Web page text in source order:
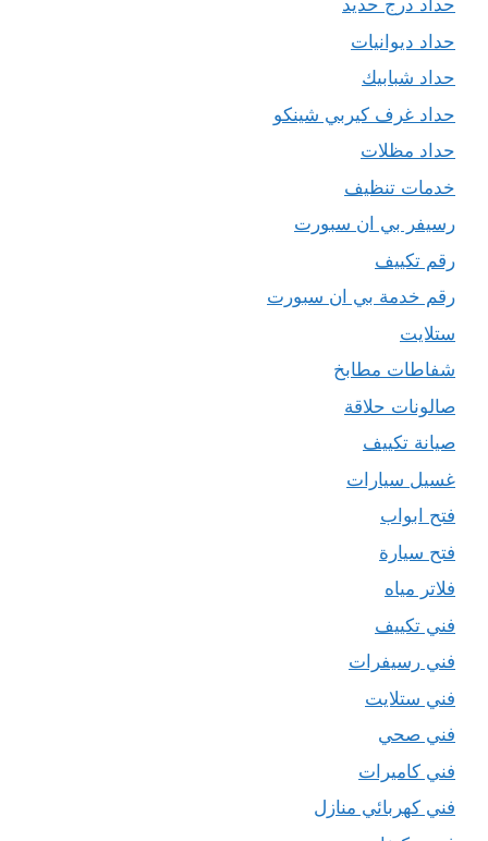
حداد درج حديد
حداد ديوانيات
حداد شبابيك
حداد غرف كيربي شينكو
حداد مظلات
خدمات تنظيف
رسيفر بي ان سبورت
رقم تكييف
رقم خدمة بي ان سبورت
ستلايت
شفاطات مطابخ
صالونات حلاقة
صيانة تكييف
غسيل سيارات
فتح ابواب
فتح سيارة
فلاتر مياه
فني تكييف
فني رسيفرات
فني ستلايت
فني صحي
فني كاميرات
فني كهربائي منازل